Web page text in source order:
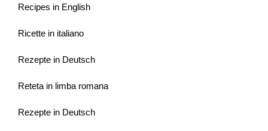
Recipes in English
Ricette in italiano
Rezepte in Deutsch
Reteta in limba romana
Rezepte in Deutsch